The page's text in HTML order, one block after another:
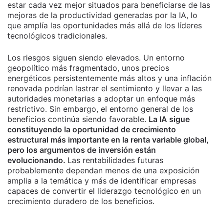
estar cada vez mejor situados para beneficiarse de las
mejoras de la productividad generadas por la IA, lo
que amplía las oportunidades más allá de los líderes
tecnológicos tradicionales.
Los riesgos siguen siendo elevados. Un entorno
geopolítico más fragmentado, unos precios
energéticos persistentemente más altos y una inflación
renovada podrían lastrar el sentimiento y llevar a las
autoridades monetarias a adoptar un enfoque más
restrictivo. Sin embargo, el entorno general de los
beneficios continúa siendo favorable. La IA sigue
constituyendo la oportunidad de crecimiento
estructural más importante en la renta variable global,
pero los argumentos de inversión están
evolucionando. Las rentabilidades futuras
probablemente dependan menos de una exposición
amplia a la temática y más de identificar empresas
capaces de convertir el liderazgo tecnológico en un
crecimiento duradero de los beneficios.